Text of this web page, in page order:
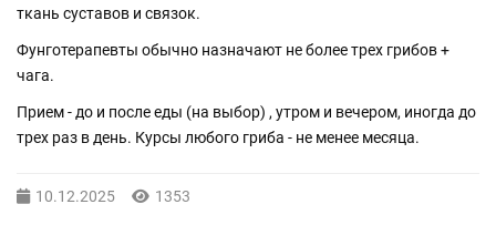
ткань суставов и связок.
Фунготерапевты обычно назначают не более трех грибов +
чага.
Прием - до и после еды (на выбор) , утром и вечером, иногда до
трех раз в день. Курсы любого гриба - не менее месяца.
10.12.2025 1353